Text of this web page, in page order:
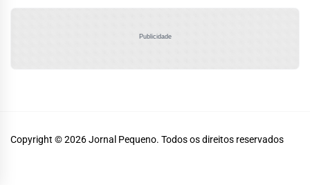
Publicidade
Copyright © 2026Jornal Pequeno. Todos os direitos reservados